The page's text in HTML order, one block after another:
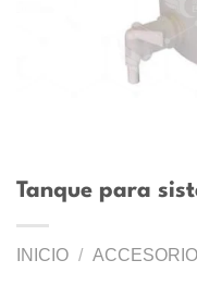
Tanque para
INICIO /